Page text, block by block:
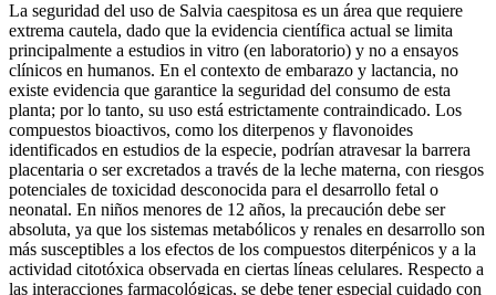
La seguridad del uso de Salvia caespitosa es un área que requiere
extrema cautela, dado que la evidencia científica actual se limita
principalmente a estudios in vitro (en laboratorio) y no a ensayos
clínicos en humanos. En el contexto de embarazo y lactancia, no
existe evidencia que garantice la seguridad del consumo de esta
planta; por lo tanto, su uso está estrictamente contraindicado. Los
compuestos bioactivos, como los diterpenos y flavonoides
identificados en estudios de la especie, podrían atravesar la barrera
placentaria o ser excretados a través de la leche materna, con riesgos
potenciales de toxicidad desconocida para el desarrollo fetal o
neonatal. En niños menores de 12 años, la precaución debe ser
absoluta, ya que los sistemas metabólicos y renales en desarrollo son
más susceptibles a los efectos de los compuestos diterpénicos y a la
actividad citotóxica observada en ciertas líneas celulares. Respecto a
las interacciones farmacológicas, se debe tener especial cuidado con